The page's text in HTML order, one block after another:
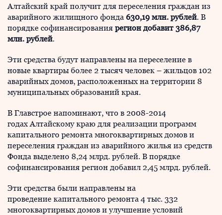
Алтайский край получит для переселения граждан из
аварийного жилищного фонда 630,19 млн. рублей. В
порядке софинансирования регион добавит 386,87
млн. рублей.
Эти средства будут направлены на переселение в
новые квартиры более 2 тысяч человек – жильцов 102
аварийных домов, расположенных на территории 8
муниципальных образований края.
В Главстрое напоминают, что в 2008-2014
годах Алтайскому краю для реализации программ
капитального ремонта многоквартирных домов и
переселения граждан из аварийного жилья из средств
Фонда выделено 8,24 млрд. рублей. В порядке
софинансирования регион добавил 2,45 млрд. рублей.
Эти средства были направлены на
проведение капитального ремонта 4 тыс. 332
многоквартирных домов и улучшение условий